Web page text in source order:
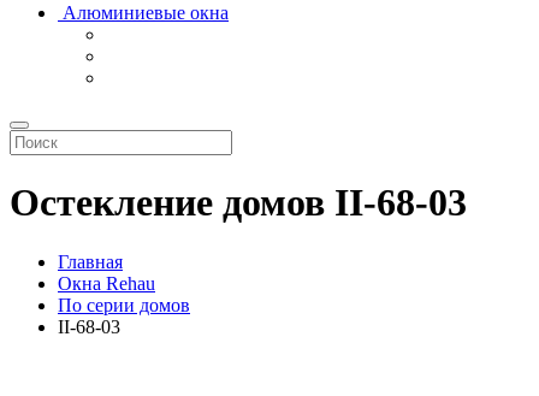
Алюминиевые окна
Остекление домов II-68-03
Главная
Окна Rehau
По серии домов
II-68-03